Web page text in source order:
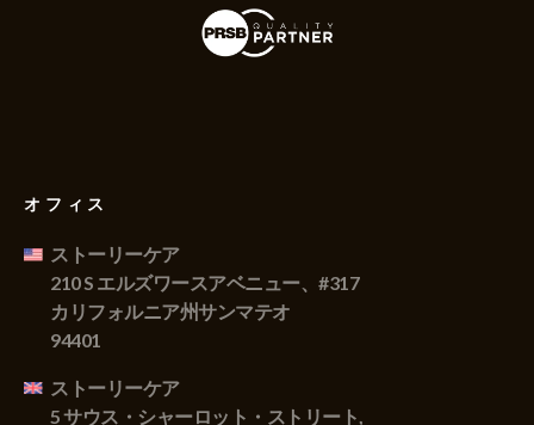
オフィス
ストーリーケア
210 S エルズワースアベニュー、#317
カリフォルニア州サンマテオ
94401
ストーリーケア
5 サウス・シャーロット・ストリート,